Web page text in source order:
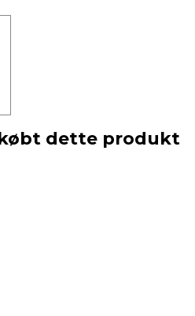
dette produkt